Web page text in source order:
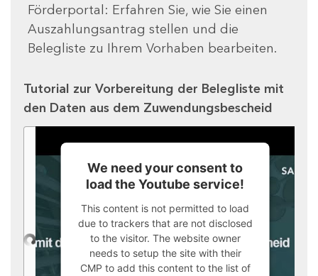
Förderportal: Erfahren Sie, wie Sie einen
Auszahlungsantrag stellen und die
Belegliste zu Ihrem Vorhaben bearbeiten.
Tutorial zur Vorbereitung der Belegliste mit
den Daten aus dem Zuwendungsbescheid
We need your consent to
load the Youtube service!
This content is not permitted to load
due to trackers that are not disclosed
to the visitor. The website owner
needs to setup the site with their
CMP to add this content to the list of